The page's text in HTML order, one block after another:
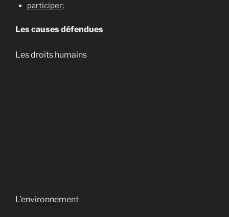
participer;
Les causes défendues
Les droits humains
L’environnement